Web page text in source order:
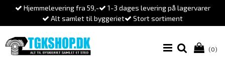
Hjemmelevering fra 59,-
1-3 dages levering på lagervarer
Alt samlet til byggeriet
Stort sortiment
(0)